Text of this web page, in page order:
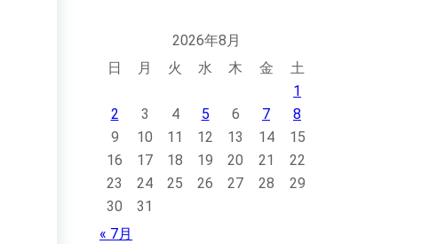
2026年8月
日
月 火 水 木 金
土
1
2
3 4 5 6 7
8
9
10 11 12 13 14
15
16
17 18 19 20 21
22
23
24 25 26 27 28
29
30
31
« 7月